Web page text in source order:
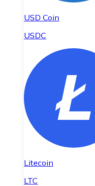
USD Coin
USDC
Litecoin
LTC